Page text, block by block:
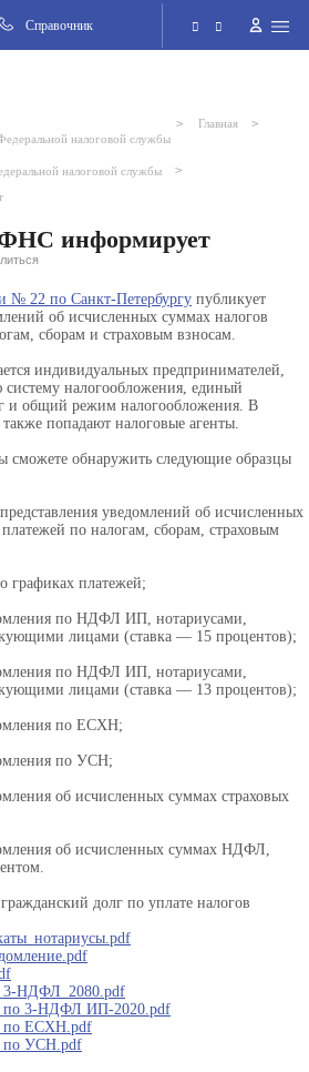
Cправочник
налоговой службы
> Главная >
налоговой службы >
информирует
22 по Санкт-Петербургу публикует
об исчисленных суммах налогов
сборам и страховым взносам.
индивидуальных предпринимателей,
налогообложения, единый
и общий режим налогообложения. В
попадают налоговые агенты.
сможете обнаружить следующие образцы
уведомлений об исчисленных
по налогам, сборам, страховым
графиках платежей;
по НДФЛ ИП, нотариусами,
лицами (ставка — 15 процентов);
по НДФЛ ИП, нотариусами,
лицами (ставка — 13 процентов);
по ЕСХН;
по УСН;
об исчисленных суммах страховых
об исчисленных суммах НДФЛ,
долг по уплате налогов
3-НДФЛ_2080.pdf
- по 3-НДФЛ ИП-2020.pdf
по ЕСХН.pdf
по УСН.pdf